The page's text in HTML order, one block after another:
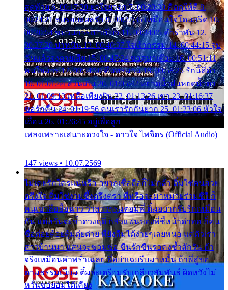
สุดท้าย 6. 00:17:30 ยาใจยาจก 7. 00:20:30 คิดดูให้ดี 8.
00:24:21 ลบรอยแผลรัก 9. 00:27:35 เหมือนใจโดนกรีด 10.
00:30:54 ขบวนการเปาเปียว 11. 00:34:05 คำรำพัน 12.
00:37:20 ปาหนัน 13. 00:40:37 ใจเจ้ากรรม 14. 00:44:15 จูบ
ฉันแล้วจงตายเสีย 15. 00:47:24 ขอสูมาเต๊อะ 16. 00:51:11
คนใจมาร 17. 00:54:50 คืนทรมาน 18. 00:58:25 รักนี้สีดำ
19. 01:01:44 ส่วนเกิน 20. 01:05:42 หยาดน้ำฝนหยดน้ำตา
21. 01:09:13 เหลือเพียงฝัน 22. 01:13:26 เขา 23. 01:16:37
ขอรักคืน 24. 01:19:56 คนเรารักกันยาก 25. 01:23:06 หัวใจ
เถื่อน 26. 01:26:45 อยู่เพื่อลูก
เพลงเพราะเสนาะดวงใจ - ดาวใจ ไพจิตร (Official Audio)
147 views • 10.07.2569
ไม่เคยรักใครแน่หรือ อยากเชื่อถือก็ไม่กล้า ติ๋มใช่คนสวย
ตรึงใจ ติ๋มใช่งามซึ้งตรึงตรา พี่หรือจะมาหมายร่วมชีวี ก็
คนเขาลืออื้อฉาว ว่าสาวๆรุมตอมพี่ ติ๋มอยากรับรักเหมือน
กัน แต่หวั่นจะช้ำดวงฤดี กลัวแฟนของพี่ชี้หน้าด่าทอ ก็คน
ชื่อต๋อยต้อยตุ้มตุ๋ยต่าย พี่ยังลืมได้ง่ายๆเลยหนอ แค่ตัวเรา
สาวบ้านนา แสนจะซอมซ่อ ขืนรักขืนรอคงช้ำสักวัน ถ้า
จริงเหมือนคำพร่ำเฉลย พี่อย่าเฉยรีบมาหมั้น ถ้าพี่สู่ขอ
ตามธรรมเนียม ติ๋มจะเตรียมรับเกลียวสัมพันธ์ ผิดหวังไม่
หวั่นขอยอมได้เคียง